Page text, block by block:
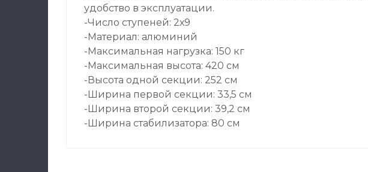
удобство в эксплуатации.
-Число ступеней: 2х9
-Материал: алюминий
-Максимальная нагрузка: 150 кг
-Максимальная высота: 420 см
-Высота одной секции: 252 см
-Ширина первой секции: 33,5 см
-Ширина второй секции: 39,2 см
-Ширина стабилизатора: 80 см